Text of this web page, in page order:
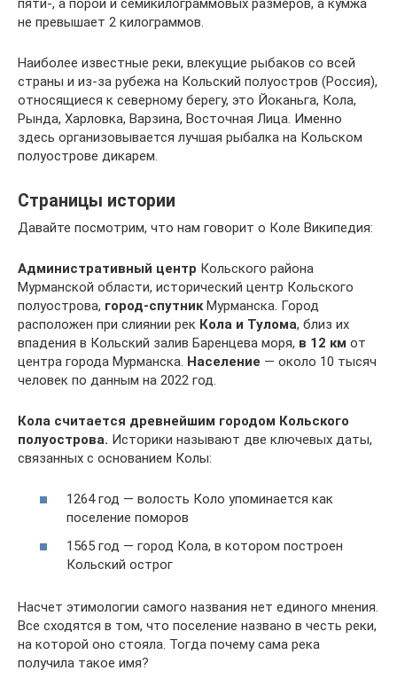
не превышает 2 килограммов.
Наиболее известные реки, влекущие рыбаков со всей
страны и из-за рубежа на Кольский полуостров (Россия),
относящиеся к северному берегу, это Йоканьга, Кола,
Рында, Харловка, Варзина, Восточная Лица. Именно
здесь организовывается лучшая рыбалка на Кольском
полуострове дикарем.
Страницы истории
Давайте посмотрим, что нам говорит о Коле Википедия:
Административный центр Кольского района
Мурманской области, исторический центр Кольского
полуострова, город-спутник Мурманска. Город
расположен при слиянии рек Кола и Тулома, близ их
впадения в Кольский залив Баренцева моря, в 12 км от
центра города Мурманска. Население — около 10 тысяч
человек по данным на 2022 год.
Кола считается древнейшим городом Кольского
полуострова. Историки называют две ключевых даты,
связанных с основанием Колы:
1264 год — волость Коло упоминается как
поселение поморов
1565 год — город Кола, в котором построен
Кольский острог
Насчет этимологии самого названия нет единого мнения.
Все сходятся в том, что поселение названо в честь реки,
на которой оно стояла. Тогда почему сама река
получила такое имя?